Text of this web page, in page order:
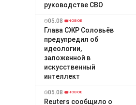
руководстве СВО
05.08 НОВОЕ
Глава СЖР Соловьёв
предупредил об
идеологии,
заложенной в
искусственный
интеллект
05.08 НОВОЕ
Reuters сообщило о